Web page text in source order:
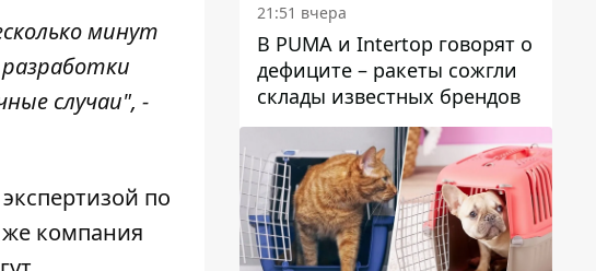
минут
случаи", -
по
же компания
21:51 вчера
В PUMA и Intertop говорят о
дефиците – ракеты сожгли
склады известных брендов